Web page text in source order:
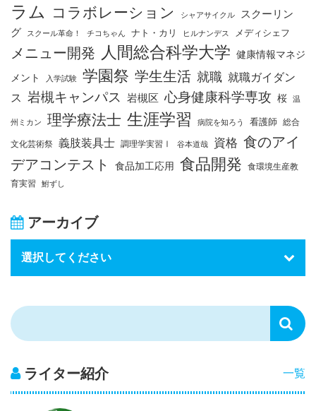
ラム コラボレーション シャアサイクル
スクーリン
グ
スクール革命！ チコちゃん ナト・カリ ヒルナンデス メディシェフ
メニュー開発 人間総合科学大学 健康情報マネジ
メント
入学試験 学園祭 学生生活 就職 就職ガイダン
ス 岩槻キャンパス 岩槻区 心身健康科学専攻 桜 温
州ミカン 理学療法士 生涯学習 病院を知ろう 看護師 総合
文化芸術祭 義肢装具士 調理学実習Ⅰ 谷本道哉 資格 食のアイ
デアコンテスト
食品加工応用 食品開発 食環境生産教
育実習
鮒ずし
アーカイブ
一覧
ライター紹介